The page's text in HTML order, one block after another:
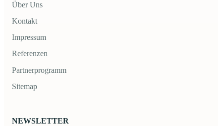
Über Uns
Kontakt
Impressum
Referenzen
Partnerprogramm
Sitemap
NEWSLETTER